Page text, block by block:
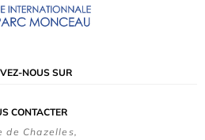
NOUS SUR
CONTACTER
de Chazelles,